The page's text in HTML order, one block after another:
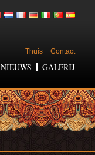
Thuis Contact
NIEUWS GALERIJ